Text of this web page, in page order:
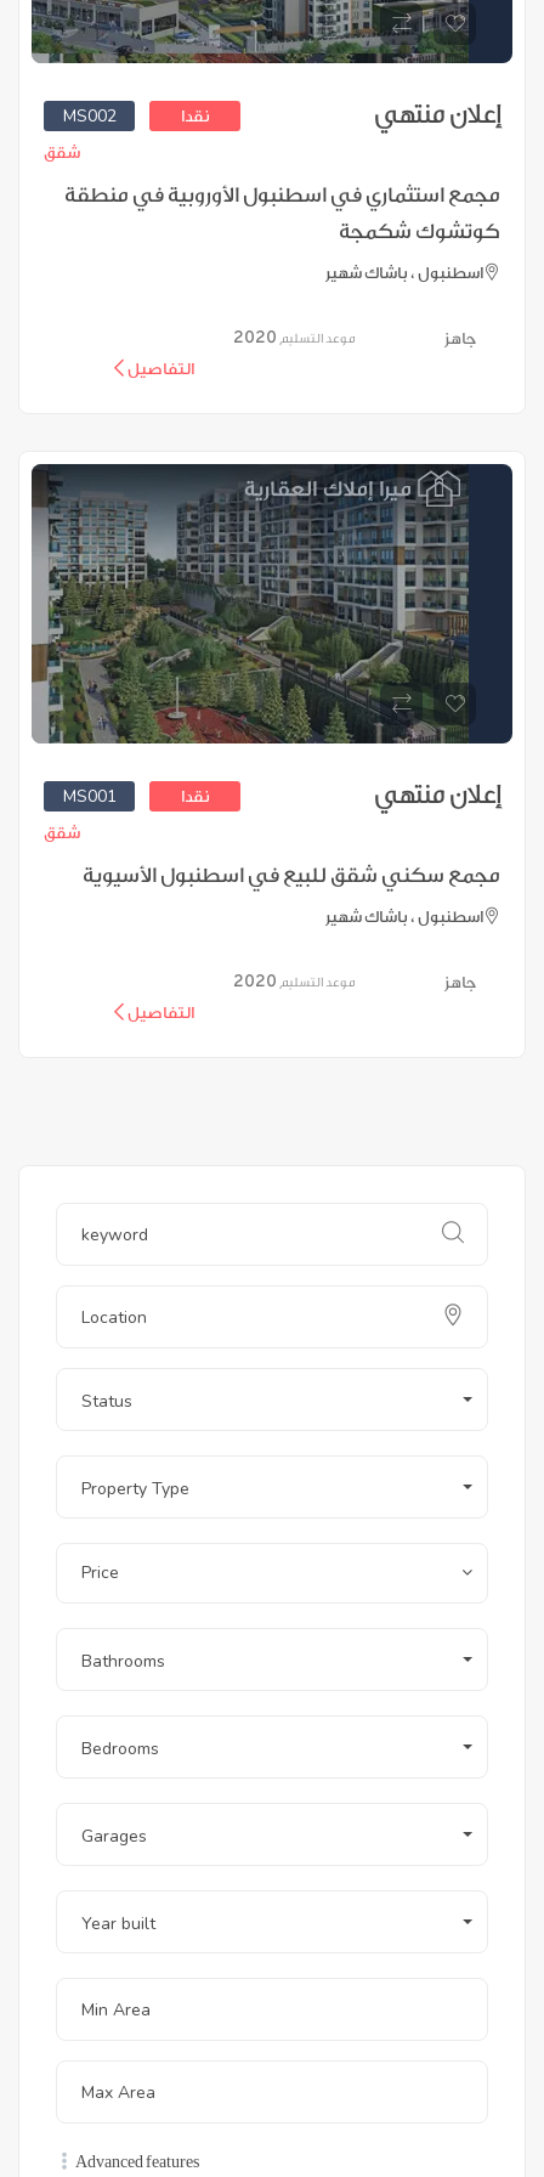
MS002 نقدا إعلان منتهي
شقق
مجمع استثماري في اسطنبول الأوروبية في منطقة
كوتشوك شكمجة
اسطنبول ، باشاك شهير
موعد التسليم 2020
التفاصيل
MS001 نقدا إعلان منتهي
شقق
مجمع سكني شقق للبيع في اسطنبول الأسيوية
اسطنبول ، باشاك شهير
موعد التسليم 2020
التفاصيل
Status
Property Type
Price
Bathrooms
Bedrooms
Garages
Year built
Advanced features